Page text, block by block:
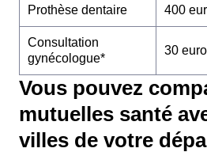
Prothèse dentaire 400
Consultation
gynécologue*
30
Vous pouvez
mutuelles santé
villes de votre